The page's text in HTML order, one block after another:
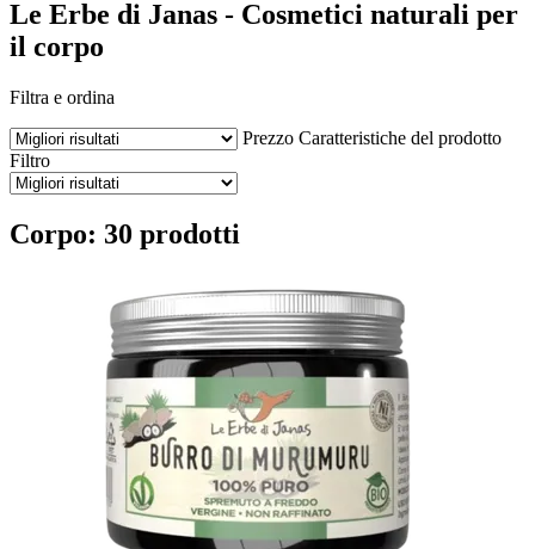
Le Erbe di Janas - Cosmetici naturali per
il corpo
Filtra e ordina
Prezzo Caratteristiche del prodotto
Filtro
Corpo: 30 prodotti